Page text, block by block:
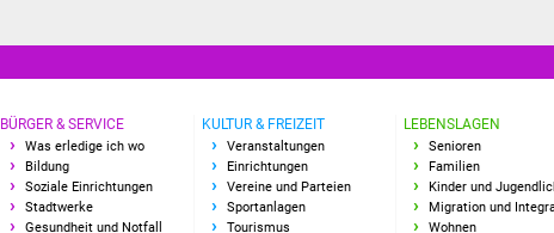
BÜRGER & SERVICE
Was erledige ich wo
Bildung
Soziale Einrichtungen
Stadtwerke
Gesundheit und Notfall
KULTUR & FREIZEIT
Veranstaltungen
Einrichtungen
Vereine und Parteien
Sportanlagen
Tourismus
LEBENSLAGEN
Senioren
Familien
Kinder und
Migration und
Wohnen